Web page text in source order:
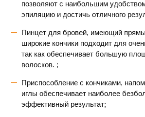
позволяют с наибольшим
эпиляцию и достичь отличного
Пинцет для бровей, имеющий
широкие кончики подходит для
так как обеспечивает большую
волосков. ;
Приспособление с кончиками,
иглы обеспечивает наиболее
эффективный результат;